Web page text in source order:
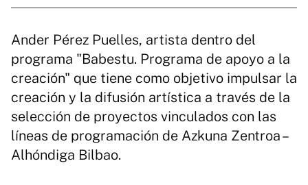
Ander Pérez Puelles, artista dentro del
programa "Babestu. Programa de apoyo a la
creación" que tiene como objetivo impulsar la
creación y la difusión artística a través de la
selección de proyectos vinculados con las
líneas de programación de Azkuna Zentroa –
Alhóndiga Bilbao.